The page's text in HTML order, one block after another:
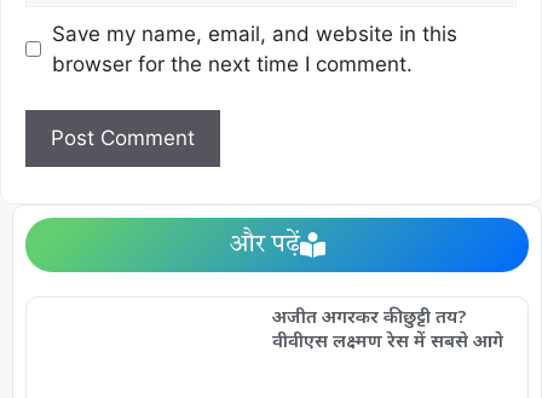
Save my name, email, and website in this
browser for the next time I comment.
और पढ़ें
अजीत अगरकर की छुट्टी तय?
वीवीएस लक्ष्मण रेस में सबसे आगे